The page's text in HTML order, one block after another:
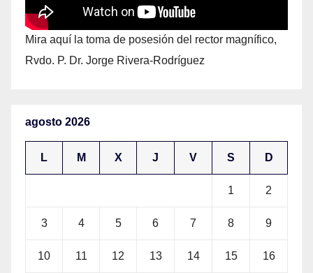
Mira aquí la toma de posesión del rector magnífico,
Rvdo. P. Dr. Jorge Rivera-Rodríguez
agosto 2026
L M X J V S D
1 2
3 4 5 6 7 8 9
10 11 12 13 14 15 16